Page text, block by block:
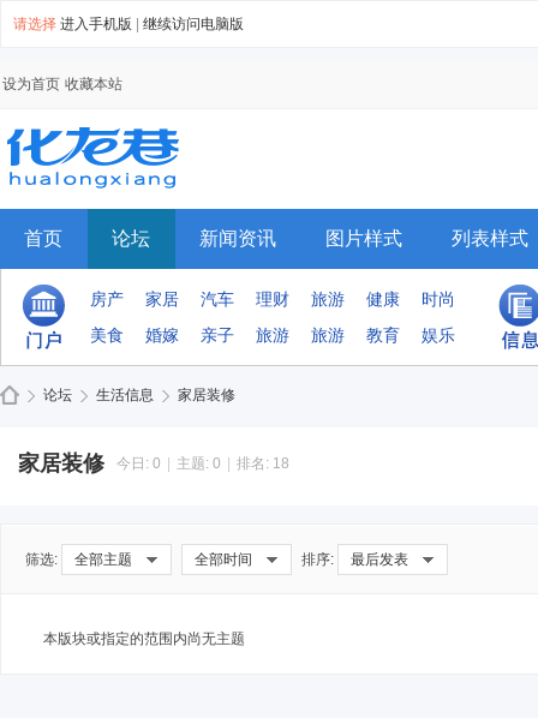
请选择 进入手机版 继续访问电脑版
设为首页 收藏本站
首页 论坛 新闻资讯 图片样式 列表样式
手机模板 排行榜 群组
房产 家居 汽车 理财 旅游 健康
时尚
美食
婚嫁 亲子 旅游 旅游 教育 娱乐
论坛 生活信息 家居装修
家居装修 今日: 0 主题: 0 排名: 18
筛选: 全部主题 全部时间 排序: 最后发表
本版块或指定的范围内尚无主题